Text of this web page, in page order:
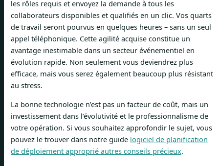
les rôles requis et envoyez la demande à tous les
collaborateurs disponibles et qualifiés en un clic. Vos quarts
de travail seront pourvus en quelques heures – sans un seul
appel téléphonique. Cette agilité acquise constitue un
avantage inestimable dans un secteur événementiel en
évolution rapide. Non seulement vous deviendrez plus
efficace, mais vous serez également beaucoup plus résistant
au stress.
La bonne technologie n’est pas un facteur de coût, mais un
investissement dans l’évolutivité et le professionnalisme de
votre opération. Si vous souhaitez approfondir le sujet, vous
pouvez le trouver dans notre guide logiciel de planification
de déploiement approprié autres conseils précieux.